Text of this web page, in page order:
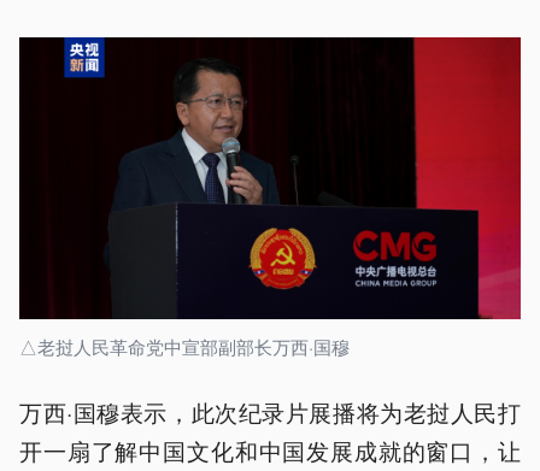
△老挝人民革命党中宣部副部长万西·国穆
万西·国穆表示，此次纪录片展播将为老挝人民打
开一扇了解中国文化和中国发展成就的窗口，让